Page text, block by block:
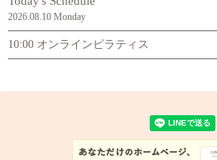
2026.08.10 Monday
10:00 オンラインピラティス